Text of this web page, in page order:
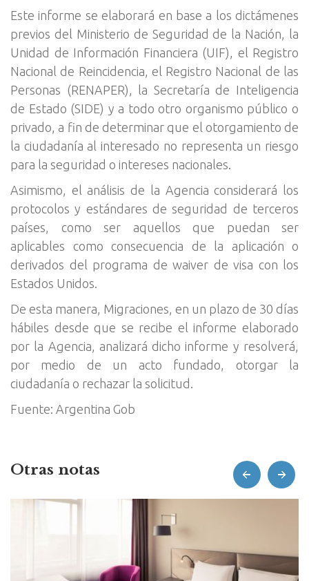
Este informe se elaborará en base a los dictámenes
previos del Ministerio de Seguridad de la Nación, la
Unidad de Información Financiera (UIF), el Registro
Nacional de Reincidencia, el Registro Nacional de las
Personas (RENAPER), la Secretaría de Inteligencia
de Estado (SIDE) y a todo otro organismo público o
privado, a fin de determinar que el otorgamiento de
la ciudadanía al interesado no representa un riesgo
para la seguridad o intereses nacionales.
Asimismo, el análisis de la Agencia considerará los
protocolos y estándares de seguridad de terceros
países, como ser aquellos que puedan ser
aplicables como consecuencia de la aplicación o
derivados del programa de waiver de visa con los
Estados Unidos.
De esta manera, Migraciones, en un plazo de 30 días
hábiles desde que se recibe el informe elaborado
por la Agencia, analizará dicho informe y resolverá,
por medio de un acto fundado, otorgar la
ciudadanía o rechazar la solicitud.
Fuente: Argentina Gob
Otras notas prev next